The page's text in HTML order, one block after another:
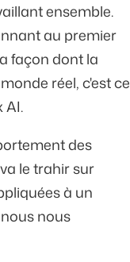
ensemble.
au premier
façon dont la
réel, c'est ce
AI.
des
le trahir sur
à un
nous